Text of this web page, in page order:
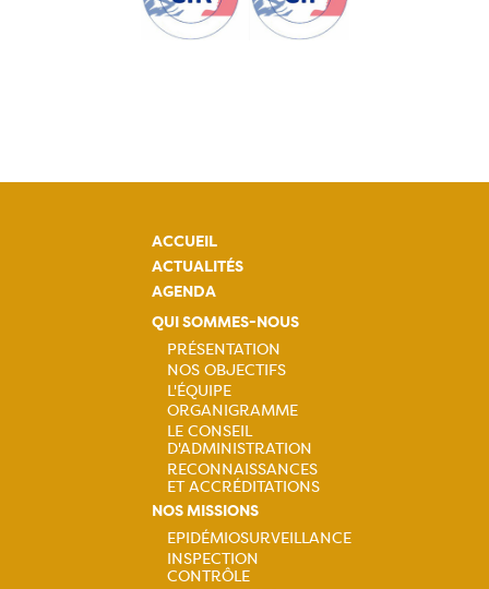
ACCUEIL
ACTUALITÉS
AGENDA
QUI SOMMES-NOUS
Navigation
principale
PRÉSENTATION
NOS OBJECTIFS
L'ÉQUIPE
ORGANIGRAMME
LE CONSEIL
D'ADMINISTRATION
RECONNAISSANCES
ET ACCRÉDITATIONS
NOS MISSIONS
EPIDÉMIOSURVEILLANCE
INSPECTION
CONTRÔLE